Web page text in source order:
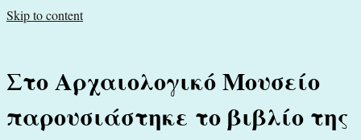
Skip to content
Στο Αρχαιολογικό Μουσείο
παρουσιάστηκε το βιβλίο της